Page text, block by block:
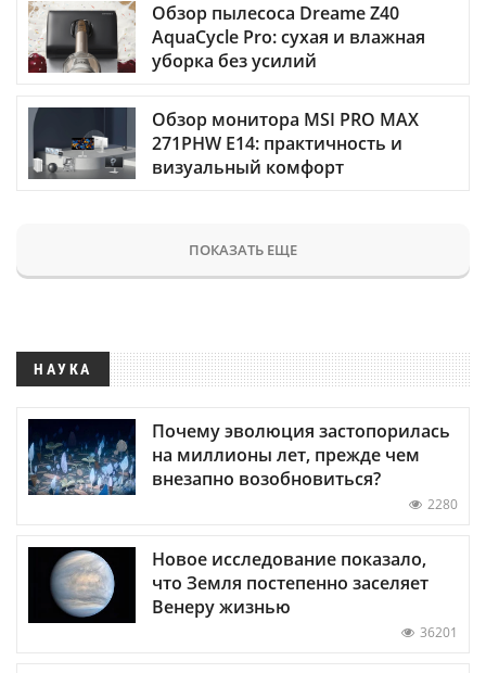
Обзор пылесоса Dreame Z40
AquaCycle Pro: сухая и влажная
уборка без усилий
Обзор монитора MSI PRO MAX
271PHW E14: практичность и
визуальный комфорт
ПОКАЗАТЬ ЕЩЕ
НАУКА
Почему эволюция застопорилась
на миллионы лет, прежде чем
внезапно возобновиться?
2280
Новое исследование показало,
что Земля постепенно заселяет
Венеру жизнью
36201